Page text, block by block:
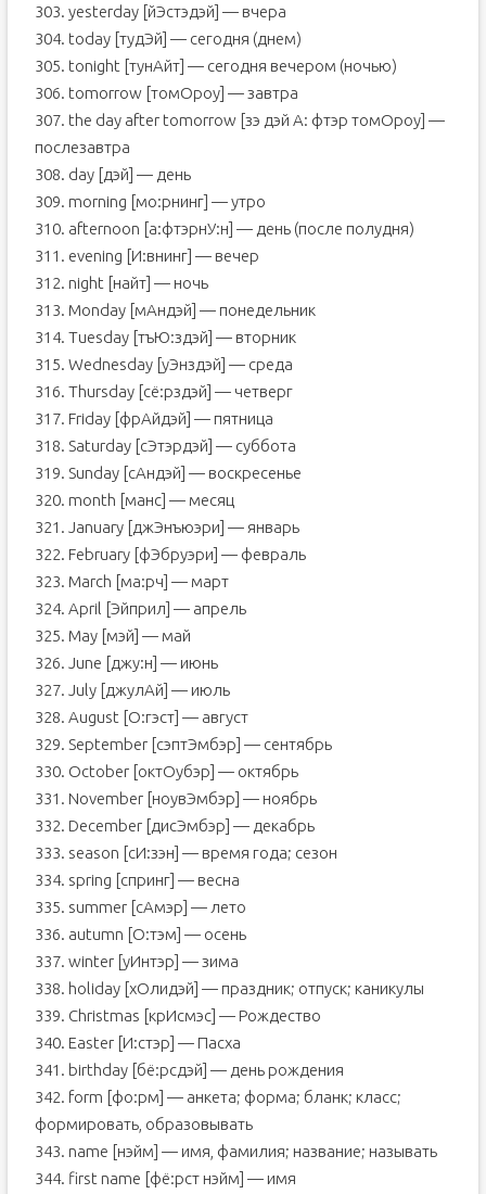
303. yesterday [йЭстэдэй] — вчера
304. today [тудЭй] — сегодня (днем)
305. tonight [тунАйт] — сегодня вечером (ночью)
306. tomorrow [томОроу] — завтра
307. the day after tomorrow [зэ дэй А: фтэр томОроу] —
послезавтра
308. day [дэй] — день
309. morning [мо:рнинг] — утро
310. afternoon [а:фтэрнУ:н] — день (после полудня)
311. evening [И:внинг] — вечер
312. night [найт] — ночь
313. Monday [мAндэй] — понедельник
314. Tuesday [тъЮ:здэй] — вторник
315. Wednesday [уЭнздэй] — среда
316. Thursday [сё:рздэй] — четверг
317. Friday [фрAйдэй] — пятница
318. Saturday [сЭтэрдэй] — суббота
319. Sunday [сAндэй] — воскресенье
320. month [манс] — месяц
321. January [джЭнъюэри] — январь
322. February [фЭбруэри] — февраль
323. March [ма:рч] — март
324. April [Эйприл] — апрель
325. May [мэй] — май
326. June [джу:н] — июнь
327. July [джулAй] — июль
328. August [O:гэст] — август
329. September [сэптЭмбэр] — сентябрь
330. October [октOубэр] — октябрь
331. November [ноувЭмбэр] — ноябрь
332. December [дисЭмбэр] — декабрь
333. season [сИ:зэн] — время года; сезон
334. spring [спринг] — весна
335. summer [сAмэр] — лето
336. autumn [O:тэм] — осень
337. winter [уИнтэр] — зима
338. holiday [хOлидэй] — праздник; отпуск; каникулы
339. Christmas [крИсмэс] — Рождество
340. Easter [И:стэр] — Пасха
341. birthday [бё:рсдэй] — день рождения
342. form [фо:рм] — анкета; форма; бланк; класс;
формировать, образовывать
343. name [нэйм] — имя, фамилия; название; называть
344. first name [фё:рст нэйм] — имя